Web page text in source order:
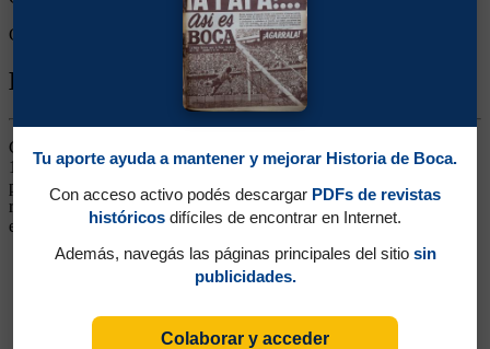
Goles rivales:
Biografía de Enrique Eduardo Oviedo
Centrodelantero. Ganó dos títulos (Nacional 1976 y Libertadores
1977). Llegó de Villa Dálmine como refuerzo pedido por Lorenzo
para encarar el Nacional de 1976. Delantero de gran físico, imponía
respeto en el área. Siguió su carrera en Platense y en el fútbol
español (en Valladolid)
Tu aporte ayuda a mantener y mejorar Historia de Boca.
Con acceso activo podés descargar PDFs de revistas
históricos difíciles de encontrar en Internet.
Además, navegás las páginas principales del sitio sin
publicidades.
Colaborar y acceder